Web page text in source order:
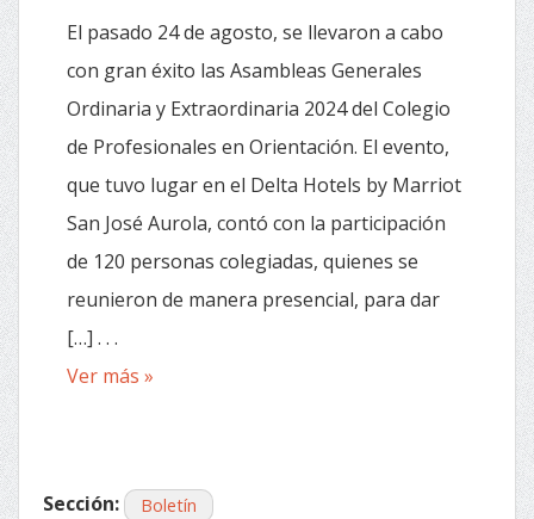
El pasado 24 de agosto, se llevaron a cabo
con gran éxito las Asambleas Generales
Ordinaria y Extraordinaria 2024 del Colegio
de Profesionales en Orientación. El evento,
que tuvo lugar en el Delta Hotels by Marriot
San José Aurola, contó con la participación
de 120 personas colegiadas, quienes se
reunieron de manera presencial, para dar
[…] . . .
Ver más »
Sección: Boletín